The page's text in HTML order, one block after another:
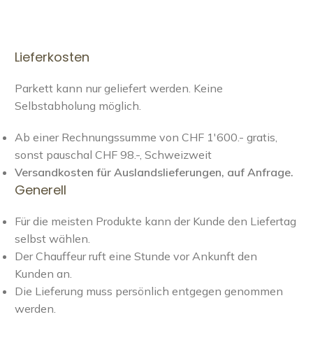
Lieferkosten
Parkett kann nur geliefert werden. Keine
Selbstabholung möglich.
Ab einer Rechnungssumme von CHF 1'600.- gratis,
sonst pauschal CHF 98.-, Schweizweit
Versandkosten für Auslandslieferungen, auf Anfrage.
Generell
Für die meisten Produkte kann der Kunde den Liefertag
selbst wählen.
Der Chauffeur ruft eine Stunde vor Ankunft den
Kunden an.
Die Lieferung muss persönlich entgegen genommen
werden.